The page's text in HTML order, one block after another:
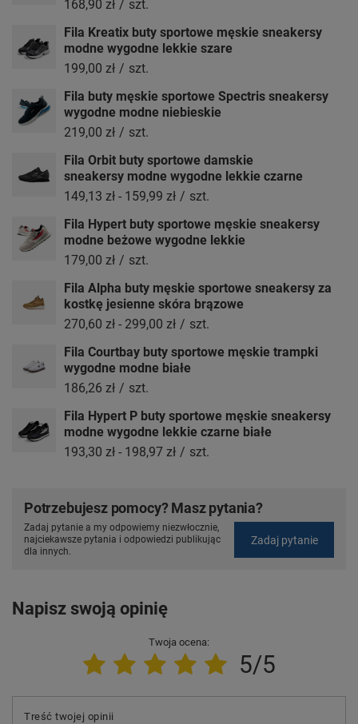
168,90 zł / szt.
Fila Kreatix buty sportowe męskie sneakersy
modne wygodne lekkie szare
199,00 zł / szt.
Fila buty męskie sportowe Spectris sneakersy
wygodne modne niebieskie
219,00 zł / szt.
Fila Orbit buty sportowe damskie
sneakersy modne wygodne lekkie czarne
149,13 zł - 159,99 zł / szt.
Fila Hypert buty sportowe męskie sneakersy
modne beżowe wygodne lekkie
179,00 zł / szt.
Fila Alpha buty męskie sportowe sneakersy za
kostkę jesienne skóra brązowe
270,60 zł - 299,00 zł / szt.
Fila Courtbay buty sportowe męskie trampki
wygodne modne białe
186,26 zł / szt.
Fila Hypert P buty sportowe męskie sneakersy
modne wygodne lekkie czarne białe
193,30 zł - 198,97 zł / szt.
Potrzebujesz pomocy? Masz pytania?
Zadaj pytanie a my odpowiemy niezwłocznie,
najciekawsze pytania i odpowiedzi publikując
dla innych.
Zadaj pytanie
Napisz swoją opinię
Twoja ocena:
5/5
Treść twojej opinii